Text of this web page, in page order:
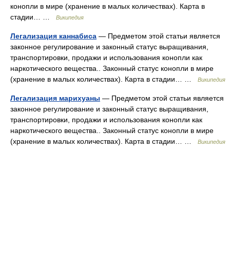
конопли в мире (хранение в малых количествах). Карта в
стадии… …
Википедия
Легализация каннабиса — Предметом этой статьи является
законное регулирование и законный статус выращивания,
транспортировки, продажи и использования конопли как
наркотического вещества.. Законный статус конопли в мире
(хранение в малых количествах). Карта в стадии… …
Википедия
Легализация марихуаны — Предметом этой статьи является
законное регулирование и законный статус выращивания,
транспортировки, продажи и использования конопли как
наркотического вещества.. Законный статус конопли в мире
(хранение в малых количествах). Карта в стадии… …
Википедия